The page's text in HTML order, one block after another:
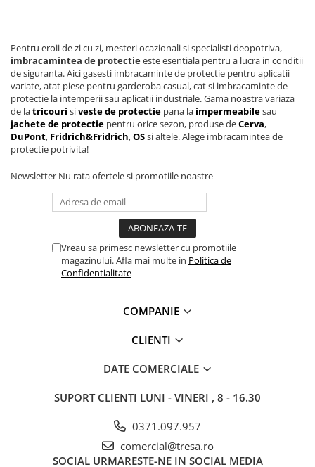
Pentru eroii de zi cu zi, mesteri ocazionali si specialisti deopotriva,
imbracamintea de protectieeste esentiala pentru a lucra in conditii
de siguranta. Aici gasesti imbracaminte de protectie pentru aplicatii
variate, atat piese pentru garderoba casual, cat si imbracaminte de
protectie la intemperii sau aplicatii industriale. Gama noastra variaza
de latricouri siveste de protectie pana la impermeabilesau
jachete de protectie pentru orice sezon, produse deCerva,
DuPont, Fridrich&Fridrich,OSsi altele. Alege imbracamintea de
protectie potrivita!
Newsletter Nu rata ofertele si promotiile noastre
Vreau sa primesc newsletter cu promotiile
magazinului. Afla mai multe in Politica de
Confidentialitate
COMPANIE
CLIENTI
DATE COMERCIALE
SUPORT CLIENTI LUNI - VINERI , 8 - 16.30
0371.097.957
comercial@tresa.ro
SOCIAL URMARESTE-NE IN SOCIAL MEDIA